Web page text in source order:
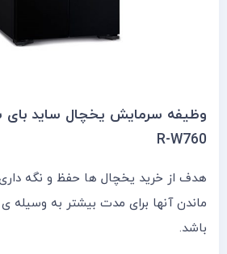
وظیفه سرمایش یخچال ساید بای
R-W760
هدف از خرید یخچال ها حفظ و نگه داری
ماندن آنها برای مدت بیشتر به وسیله
باشد.